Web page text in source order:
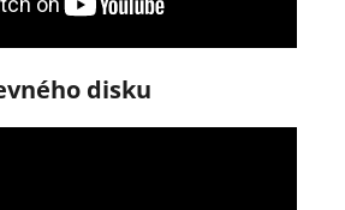
disku